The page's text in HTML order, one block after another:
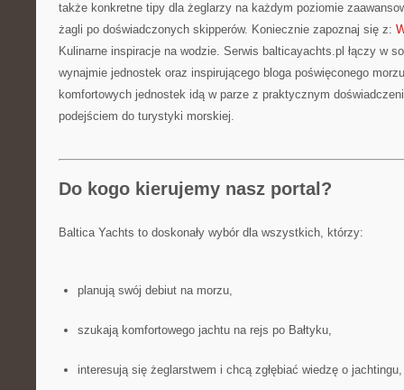
także konkretne tipy dla żeglarzy na każdym poziomie
żagli po doświadczonych skipperów. Koniecznie zapoznaj się z:
Kulinarne inspiracje na wodzie. Serwis balticayachts.pl łączy w
wynajmie jednostek oraz inspirującego bloga poświęconego
komfortowych jednostek idą w parze z praktycznym
podejściem do turystyki morskiej.
Do kogo kierujemy nasz portal?
Baltica Yachts to doskonały wybór dla wszystkich, którzy:
planują swój debiut na morzu,
szukają komfortowego jachtu na rejs po Bałtyku,
interesują się żeglarstwem i chcą zgłębiać wiedzę o jachtingu,